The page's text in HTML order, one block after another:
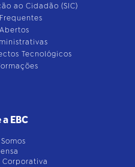
ao Cidadão (SIC)
Tecnológicos
EBC
Corporativa